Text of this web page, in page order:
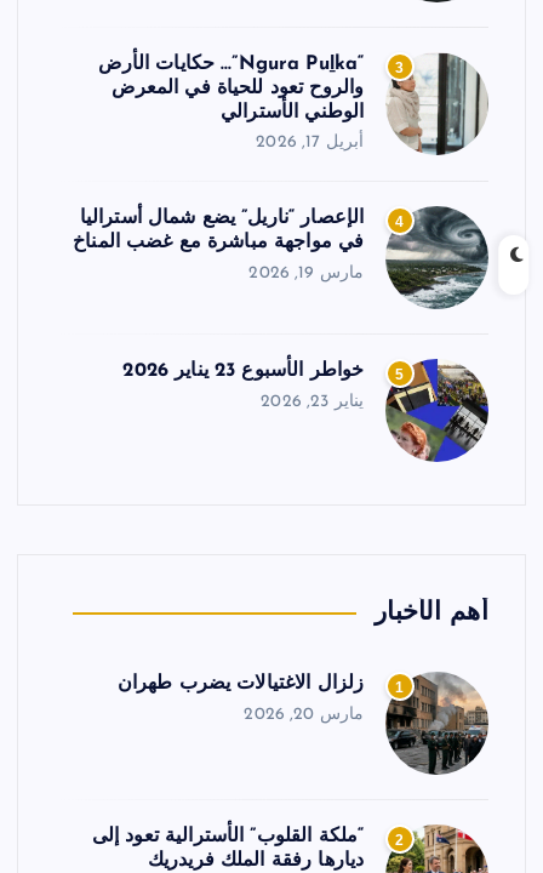
3
“Ngura Puḻka”… حكايات الأرض
والروح تعود للحياة في المعرض
الوطني الأسترالي
أبريل 17, 2026
4
الإعصار “ناريل” يضع شمال أستراليا
في مواجهة مباشرة مع غضب المناخ
مارس 19, 2026
5 خواطر الأسبوع 23 يناير 2026
يناير 23, 2026
أهم الأخبار
1 زلزال الاغتيالات يضرب طهران
مارس 20, 2026
2
“ملكة القلوب” الأسترالية تعود إلى
ديارها رفقة الملك فريدريك